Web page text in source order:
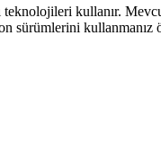
kullanır.
sürümlerini kullanmanız